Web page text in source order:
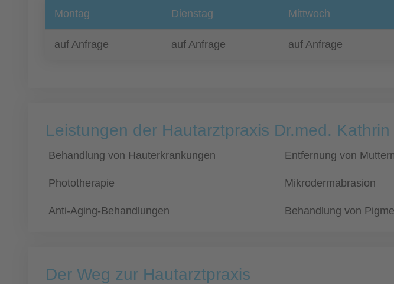
Montag Dienstag Mittwoch
auf Anfrage auf Anfrage auf Anfrage
Leistungen der Hautarztpraxis Dr.med.
Behandlung von Hauterkrankungen Entfernung von
Phototherapie Mikrodermabrasion
Anti-Aging-Behandlungen Behandlung von
Der Weg zur Hautarztpraxis